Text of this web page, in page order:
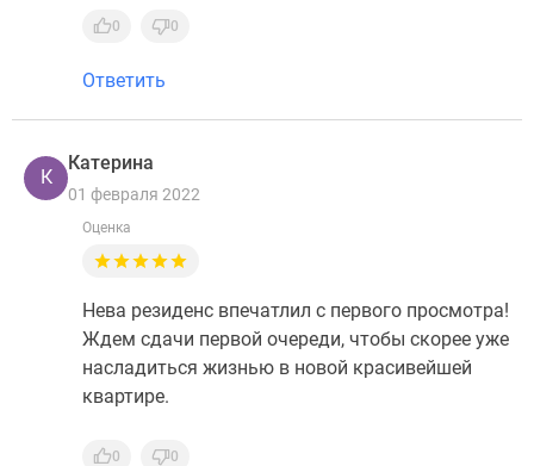
0 0
Ответить
К
Катерина
01 февраля 2022
Оценка
Нева резиденс впечатлил с первого просмотра!
Ждем сдачи первой очереди, чтобы скорее уже
насладиться жизнью в новой красивейшей
квартире.
0 0